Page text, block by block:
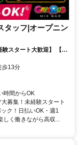
タッフ|オープニン
験スタート大歓迎】 【時
週1日・1日3時間～
入を目指せます！】
歩13分
時間からOK
募集！未経験スタート
ク！日払いOK・週1
く働きながら高収...